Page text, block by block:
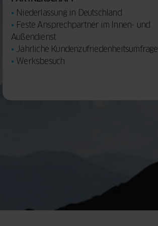
Niederlassung in Deutschland
Feste Ansprechpartner im Innen- und
Außendienst
Jährliche Kundenzufriedenheitsumfrage
Werksbesuch